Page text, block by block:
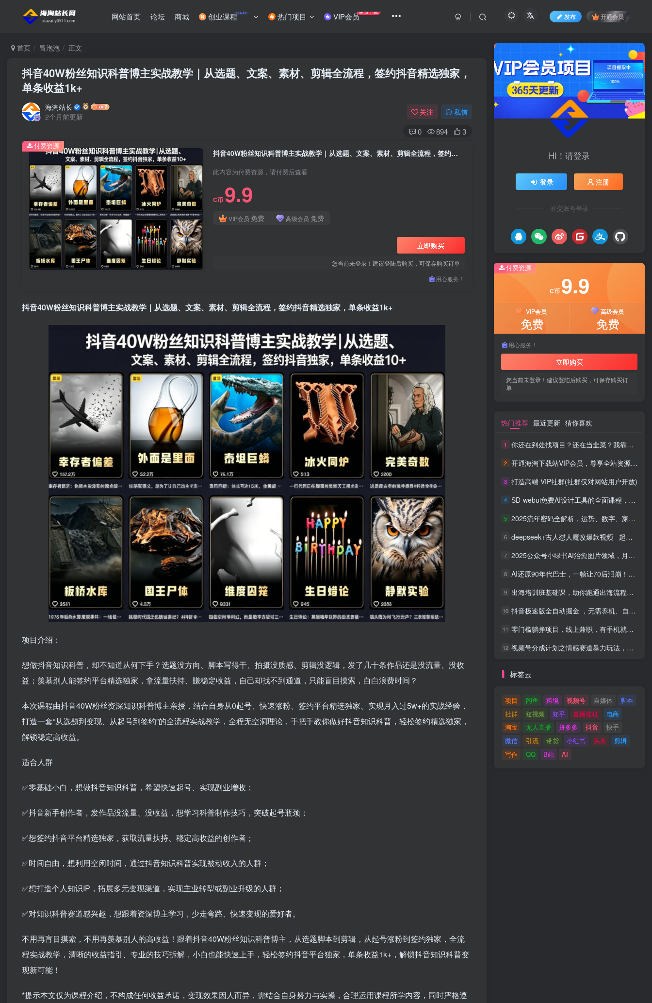
网站首页 论坛 商城 创业课程NEW 热门项目 VIP会员免费下载
发布 开通会员
首页 冒泡泡 正文
抖音40W粉丝知识科普博主实战教学｜从选题、文案、素材、剪辑全流程，签约抖音精选独家，
单条收益1k+
海淘站长
2个月前更新
关注 私信
0 894 3
抖音40W粉丝知识科普博主实战教学｜从选题、文案、素材、剪辑全流程，签约抖音精选独家，单条收益1k+
此内容为付费资源，请付费后查看
C币 9.9
VIP会员 免费 高级会员 免费
立即购买
您当前未登录！建议登陆后购买，可保存购买订单
用心服务！
付费资源
抖音40W粉丝知识科普博主实战教学｜从选题、文案、素材、剪辑全流程，签约抖音精选独家，单条收益1k+
项目介绍：
想做抖音知识科普，却不知道从何下手？选题没方向、脚本写得干、拍摄没质感、剪辑没逻辑，发了几十条作品还是没流量、没收
益；羡慕别人能签约平台精选独家，拿流量扶持、賺稳定收益，自己却找不到通道，只能盲目摸索，白白浪费时间？
本次课程由抖音40W粉丝资深知识科普博主亲授，结合自身从0起号、快速涨粉、签约平台精选独家、实现月入过5w+的实战经验，
打造一套“从选题到变现、从起号到签约”的全流程实战教学，全程无空洞理论，手把手教你做好抖音知识科普，轻松签约精选独家，
解锁稳定高收益。
适合人群
✅零基础小白，想做抖音知识科普，希望快速起号、实现副业增收；
✅抖音新手创作者，发作品没流量、没收益，想学习科普制作技巧，突破起号瓶颈；
✅想签约抖音平台精选独家，获取流量扶持、稳定高收益的创作者；
✅时间自由，想利用空闲时间，通过抖音知识科普实现被动收入的人群；
✅想打造个人知识IP，拓展多元变现渠道，实现主业转型或副业升级的人群；
✅对知识科普赛道感兴趣，想跟着资深博主学习，少走弯路、快速变现的爱好者。
不用再盲目摸索，不用再羡慕别人的高收益！跟着抖音40W粉丝知识科普博主，从选题脚本到剪辑，从起号涨粉到签约独家，全流
程实战教学，清晰的收益指引、专业的技巧拆解，小白也能快速上手，轻松签约抖音平台独家，单条收益1k+，解锁抖音知识科普变
现新可能！
*提示本文仅为课程介绍，不构成任何收益承诺，变现效果因人而异，需结合自身努力与实操，合理运用课程所学内容，同时严格遵
HI！请登录
登录 注册
社交账号登录
付费资源
C币 9.9
VIP会员
免费
高级会员
免费
用心服务！
立即购买
您当前未登录！建议登陆后购买，可保存购买订
单
热门推荐 最近更新 猜你喜欢
1 你还在到处找项目？还在当韭菜？我靠网创资源站一个月收入5万+，曾经我也是个失败者。
2 开通海淘下载站VIP会员，尊享全站资源免费下载，享80%的推广提成！！【限时五折优惠】
3 打造高端 VIP社群(社群仅对网站用户开放)
4 SD-webui免费AI设计工具的全面课程，涵盖从软件安装到高级应用的全流程
5 2025流年密码全解析，运势、数字、家庭三位一体
6 deepseek+古人怼人魔改爆款视频 起号快 爆款多 每天五分钟 变现路子非常广 日入四位数 小白 宝妈 上班族副业 都可以轻松闭眼搞钱
7 2025公众号小绿书AI治愈图片领域，月入过W，蓝海赛道【附工具+指令】
8 AI还原90年代巴士，一帧让70后泪崩！播放量碾压90%怀旧号，每天10分钟，日入4位数
9 出海培训班基础课，助你跑通出海流程，实战案例拆解，含 TikTok 榜单资源
10 抖音极速版全自动掘金 ，无需养机、自动化不封号，全程脱离人工，全自动运行【揭秘】
11 零门槛躺挣项目，线上兼职，有手机就能做 一小时稳挣50+，识字就能玩【揭秘】
12 视频号分成计划之情感赛道暴力玩法，可批量操作，保姆级教学
标签云
项目 闲鱼 跨境 视频号 自媒体
脚本
社群
短视频 知乎 直播挂机
电商
淘宝
无人直播 拼多多 抖音
快手
微信
引流 带货 小红书 头条
剪辑
写作
QQ B站 AI